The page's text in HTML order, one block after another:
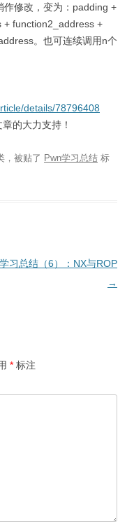
作修改，变为：padding +
function2_address +
。也可连续调用n个
details/78796408
的大力支持！
，被贴了 Pwn学习总结 标
习总结（6）：NX与ROP
→
* 标注